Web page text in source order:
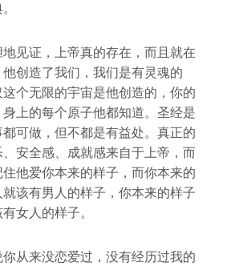
见证，上帝真的存在，而且就在
创造了我们，我们是有灵魂的
这个无限的宇宙是他创造的，你的
上的每个原子他都知道。圣经是
可做，但不都是有益处。真正的
安全感、成就感来自于上帝，而
住他爱你本来的样子，而你本来的
该有男人的样子，你本来的样子
女人的样子。
从来没恋爱过，没有经历过我的